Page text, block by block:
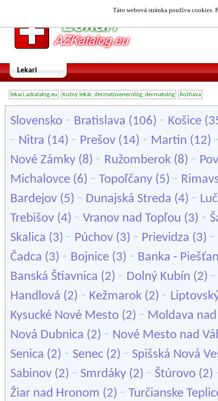
Táto webová stránka používa cookies.
Lekari
lekari.azkatalog.eu Kožný lekár, dermatovenerológ, dermatológ Rožňava
Slovensko - Bratislava (106) - Košice
- Nitra (14) - Prešov (14) - Martin (12)
Nové Zámky (8) - Ružomberok (8) -
Michalovce (6) - Topoľčany (5) -
Bardejov (5) - Dunajská Streda (4) -
Trebišov (4) - Vranov nad Topľou (3) -
Skalica (3) - Púchov (3) - Prievidza (3) -
Čadca (3) - Bojnice (3) - Banka -
Banská Štiavnica (2) - Dolný Kubín (2)
Handlová (2) - Kežmarok (2) -
Kysucké Nové Mesto (2) - Moldava
Nová Dubnica (2) - Nové Mesto nad
Senica (2) - Senec (2) - Spišská Nová
Sabinov (2) - Smrdáky (2) - Štúrovo (2)
Žiar nad Hronom (2) - Turčianske